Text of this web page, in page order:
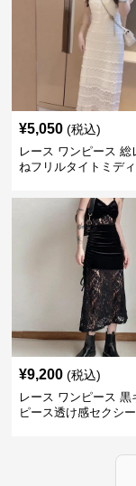
¥5,050 (税込)
レース ワンピース 総
ねフリルタイトミデ
¥9,200 (税込)
レース ワンピース 黒
ピース透け感セクシー